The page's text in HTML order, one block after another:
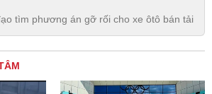
tìm phương án gỡ rối cho xe ôtô bán tải